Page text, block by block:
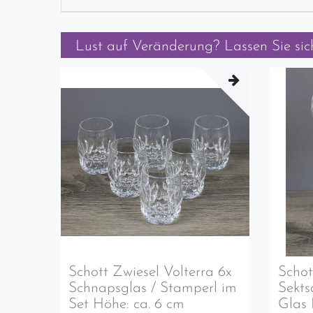
Lust auf Veränderung? Lassen Sie
Schott Zwiesel Volterra 6x
Schnapsglas / Stamperl im
Set Höhe: ca. 6 cm
Glas